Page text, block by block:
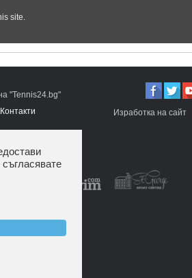
"Tennis24.bg"
Контакти Изработка на сайт